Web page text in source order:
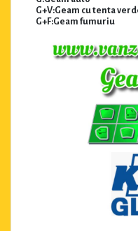
G+V:Geam cu tenta
G+F:Geam fumuriu